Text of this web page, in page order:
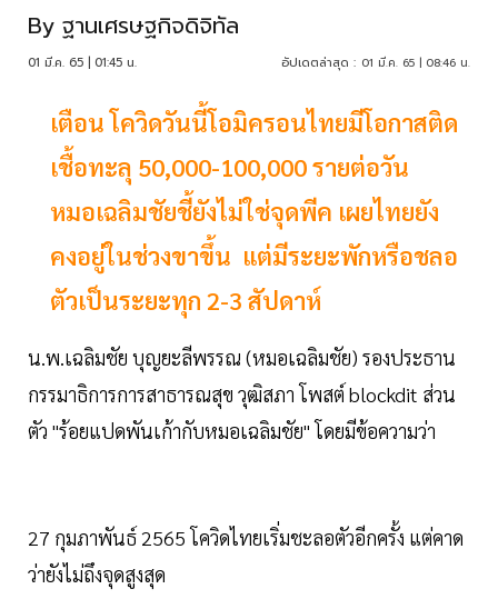
By ฐานเศรษฐกิจดิจิทัล
01 มี.ค. 65 | 01:45 น. อัปเดตล่าสุด : 01 มี.ค. 65 | 08:46 น.
เตือน โควิดวันนี้โอมิครอนไทยมีโอกาสติด
เชื้อทะลุ 50,000-100,000 รายต่อวัน
หมอเฉลิมชัยชี้ยังไม่ใช่จุดพีค เผยไทยยัง
คงอยู่ในช่วงขาขึ้น แต่มีระยะพักหรือชลอ
ตัวเป็นระยะทุก 2-3 สัปดาห์
น.พ.เฉลิมชัย บุญยะลีพรรณ (หมอเฉลิมชัย) รองประธาน
กรรมาธิการการสาธารณสุข วุฒิสภา โพสต์ blockdit ส่วน
ตัว "ร้อยแปดพันเก้ากับหมอเฉลิมชัย" โดยมีข้อความว่า
27 กุมภาพันธ์ 2565 โควิดไทยเริ่มชะลอตัวอีกครั้ง แต่คาด
ว่ายังไม่ถึงจุดสูงสุด